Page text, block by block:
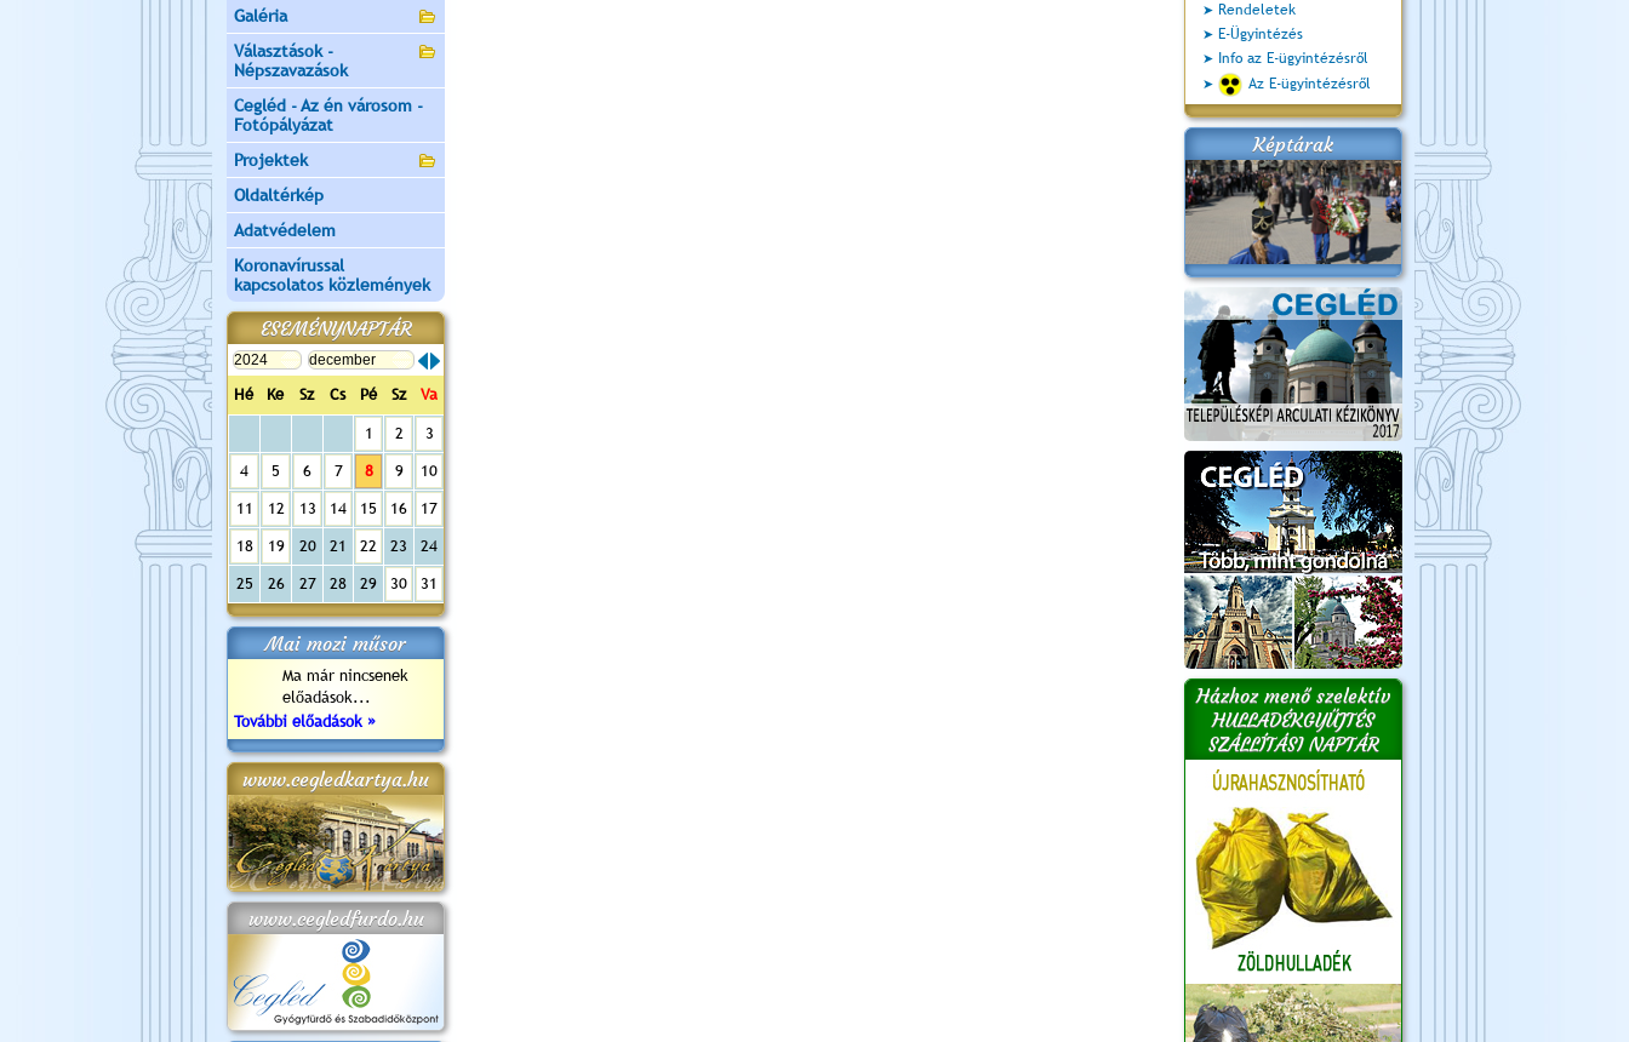
Galéria
Választások -
Népszavazások
Cegléd - Az én városom -
Fotópályázat
Projektek
Oldaltérkép
Adatvédelem
Koronavírussal
kapcsolatos közlemények
ESEMÉNYNAPTÁR
Hé Ke Sz Cs Pé Sz Va
1 2 3
4 5 6 7 8 9 10
11 12 13 14 15 16 17
18 19 20 21 22 23 24
25 26 27 28 29 30 31
Mai mozi műsor
Ma már nincsenek
előadások...
További előadások »
www.cegledkartya.hu
www.cegledfurdo.hu
Rendeletek
E-Ügyintézés
Info az E-ügyintézésről
Az E-ügyintézésről
Képtárak
Házhoz menő szelektív
HULLADÉKGYŰJTÉS
SZÁLLÍTÁSI NAPTÁR